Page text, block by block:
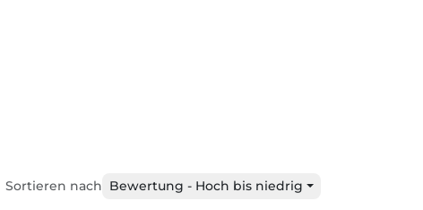
Sortieren nach Bewertung - Hoch bis niedrig